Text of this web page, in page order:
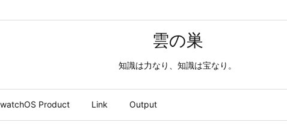
雲の巣
知識は力なり、知識は宝なり。
Product Link Output